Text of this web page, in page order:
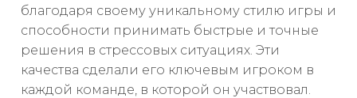
благодаря своему уникальному стилю игры и
способности принимать быстрые и точные
решения в стрессовых ситуациях. Эти
качества сделали его ключевым игроком в
каждой команде, в которой он участвовал.